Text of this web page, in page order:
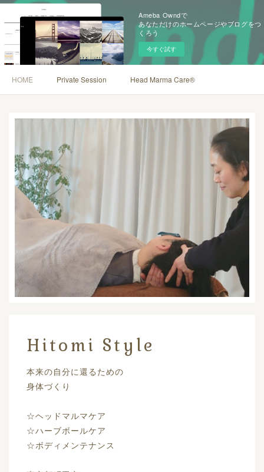
Ameba Owndで
あなただけのホームページやブログをつ
くろう
今すぐ試す
HOME Private Session Head Marma Care®
Hitomi Style
本来の自分に還るための
身体づくり
☆ヘッドマルマケア
☆ハーブボールケア
☆ボディメンテナンス